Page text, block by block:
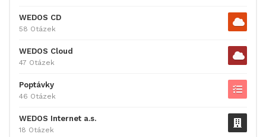
WEDOS CD
58 Otázek
WEDOS Cloud
47 Otázek
Poptávky
46 Otázek
WEDOS Internet a.s.
18 Otázek